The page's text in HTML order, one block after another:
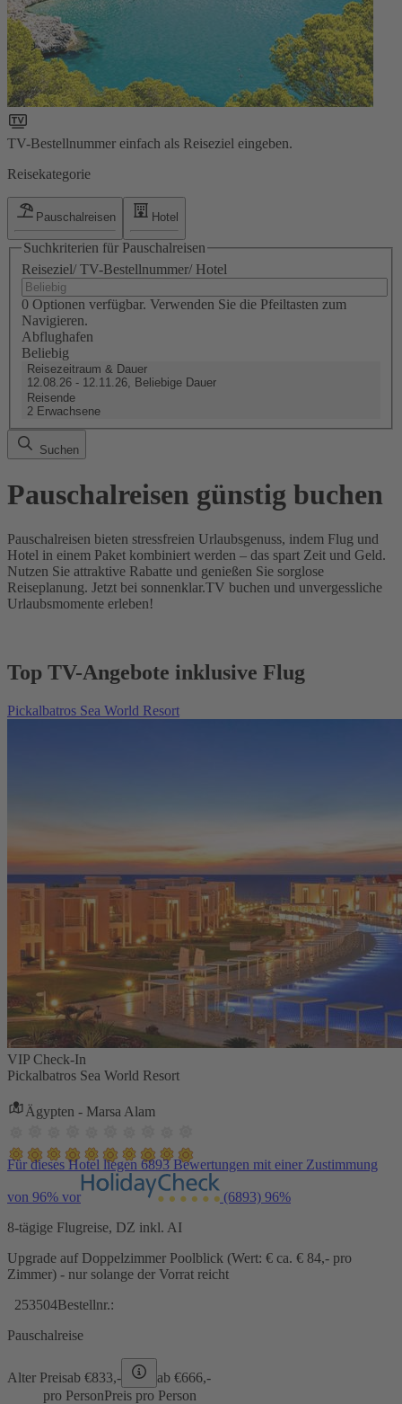
TV-Bestellnummer einfach als Reiseziel eingeben.
Reisekategorie
Pauschalreisen Hotel
Suchkriterien für Pauschalreisen
Reiseziel/ TV-Bestellnummer/ Hotel
0 Optionen verfügbar. Verwenden Sie die Pfeiltasten zum
Navigieren.
Abflughafen
Beliebig
Reisezeitraum & Dauer
12.08.26 - 12.11.26, Beliebige Dauer
Reisende
2 Erwachsene
Suchen
Pauschalreisen günstig buchen
Pauschalreisen bieten stressfreien Urlaubsgenuss, indem Flug und
Hotel in einem Paket kombiniert werden – das spart Zeit und Geld.
Nutzen Sie attraktive Rabatte und genießen Sie sorglose
Reiseplanung. Jetzt bei sonnenklar.TV buchen und unvergessliche
Urlaubsmomente erleben!
Top TV-Angebote inklusive Flug
Pickalbatros Sea World Resort
VIP Check-In
Pickalbatros Sea World Resort
Ägypten - Marsa Alam
Für dieses Hotel liegen 6893 Bewertungen mit einer Zustimmung
von 96% vor (6893) 96%
8-tägige Flugreise, DZ inkl. AI
Upgrade auf Doppelzimmer Poolblick (Wert: € ca. € 84,- pro
Zimmer) - nur solange der Vorrat reicht
253504Bestellnr.:
Pauschalreise
Alter Preisab €833,- ab €666,-
pro PersonPreis pro Person